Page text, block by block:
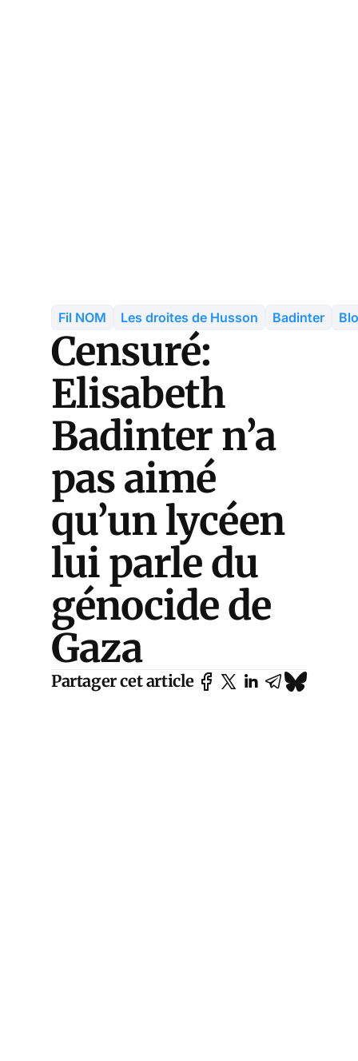
Fil NOM Les droites de Husson Badinter
Censuré:
Elisabeth
Badinter n’a
pas aimé
qu’un lycéen
lui parle du
génocide de
Gaza
Partager cet article